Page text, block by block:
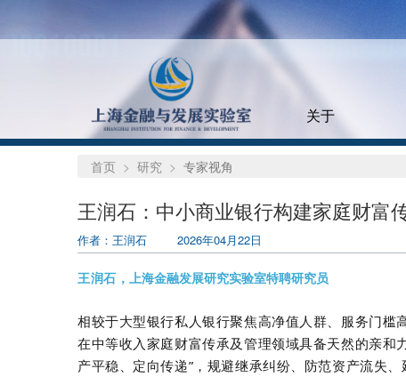
关于
首页 研究 专家视角
王润石：中小商业银行构建家庭财富
作者：王润石 2026年04月22日
王润石， 上海金融发展研究实验室特聘研究员
相较于大型银行私人银行聚焦高净值人群、服务门槛
在中等收入家庭财富传承及管理领域具备天然的亲
产平稳、定向传递” ，规避继承纠纷、防范资产流失